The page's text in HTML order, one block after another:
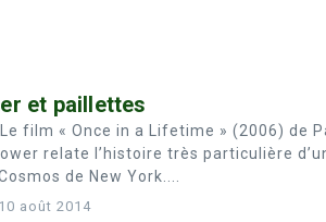
et paillettes
Le film « Once in a Lifetime » (2006) de
relate l’histoire très particulière
de New York....
10 août 2014